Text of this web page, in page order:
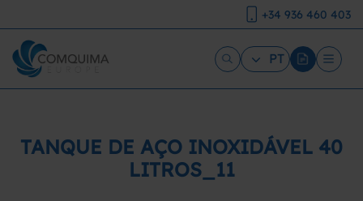
+34 936 460 403
PT
TANQUE DE AÇO INOXIDÁVEL 40
LITROS_11